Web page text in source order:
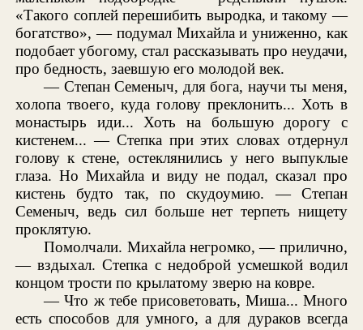
«Такого соплей перешибить выродка, и такому —
богатство», — подумал Михайла и униженно, как
подобает убогому, стал рассказывать про неудачи,
про бедность, заевшую его молодой век.
— Степан Семеныч, для бога, научи ты меня,
холопа твоего, куда голову преклонить... Хоть в
монастырь иди... Хоть на большую дорогу с
кистенем... — Степка при этих словах отдернул
голову к стене, остеклянились у него выпуклые
глаза. Но Михайла и виду не подал, сказал про
кистень будто так, по скудоумию. — Степан
Семеныч, ведь сил больше нет терпеть нищету
проклятую.
Помолчали. Михайла негромко, — прилично,
— вздыхал. Степка с недоброй усмешкой водил
концом трости по крылатому зверю на ковре.
— Что ж тебе присоветовать, Миша... Много
есть способов для умного, а для дураков всегда